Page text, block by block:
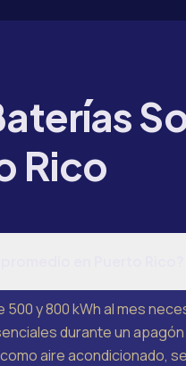
Rico
y 800 kWh al mes
durante un apagón
aire acondicionado,